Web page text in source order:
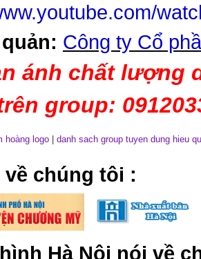
Công ty Cổ
ánh chất lượng
group:
hoàng logo danh sach group tuyen dung hieu
chúng tôi :
Hà Nội nói về